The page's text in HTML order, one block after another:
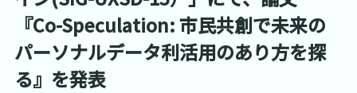
『Co-Speculation: 市民共創で未来の
パーソナルデータ利活用のあり方を探
る』を発表